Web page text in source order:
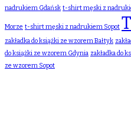
nadrukiem Gdańsk t-shirt męski z
Morze t-shirt męski z nadrukiem Sopot
zakładka do książki ze wzorem Bałtyk
do książki ze wzorem Gdynia zakładka do
ze wzorem Sopot